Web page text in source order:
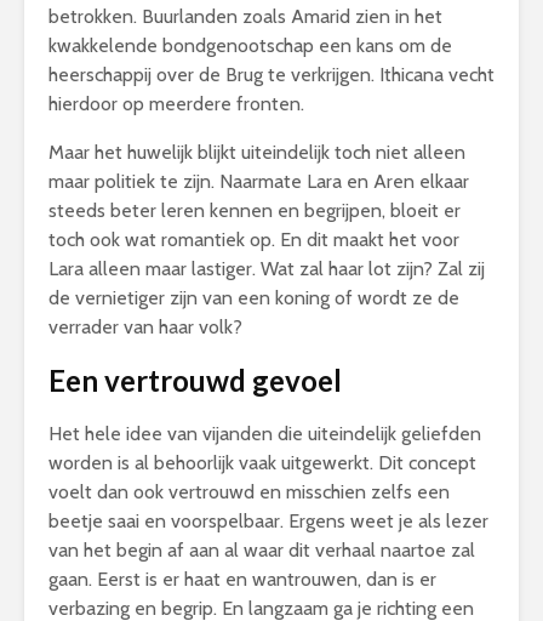
betrokken. Buurlanden zoals Amarid zien in het
kwakkelende bondgenootschap een kans om de
heerschappij over de Brug te verkrijgen. Ithicana vecht
hierdoor op meerdere fronten.
Maar het huwelijk blijkt uiteindelijk toch niet alleen
maar politiek te zijn. Naarmate Lara en Aren elkaar
steeds beter leren kennen en begrijpen, bloeit er
toch ook wat romantiek op. En dit maakt het voor
Lara alleen maar lastiger. Wat zal haar lot zijn? Zal zij
de vernietiger zijn van een koning of wordt ze de
verrader van haar volk?
Een vertrouwd gevoel
Het hele idee van vijanden die uiteindelijk geliefden
worden is al behoorlijk vaak uitgewerkt. Dit concept
voelt dan ook vertrouwd en misschien zelfs een
beetje saai en voorspelbaar. Ergens weet je als lezer
van het begin af aan al waar dit verhaal naartoe zal
gaan. Eerst is er haat en wantrouwen, dan is er
verbazing en begrip. En langzaam ga je richting een